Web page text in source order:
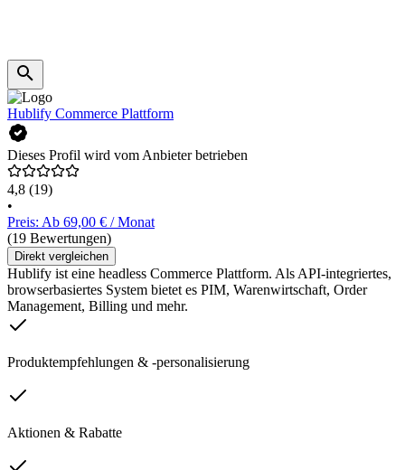
Hublify Commerce Plattform
Dieses Profil wird vom Anbieter betrieben
4,8 (19)
•
Preis: Ab 69,00 € / Monat
(19 Bewertungen)
Direkt vergleichen
Hublify ist eine headless Commerce Plattform. Als API-integriertes,
browserbasiertes System bietet es PIM, Warenwirtschaft, Order
Management, Billing und mehr.
Produktempfehlungen & -personalisierung
Aktionen & Rabatte